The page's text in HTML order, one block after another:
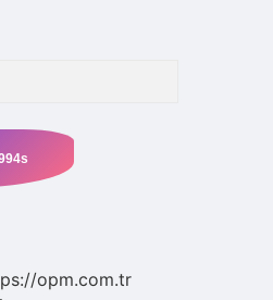
opm.com.tr